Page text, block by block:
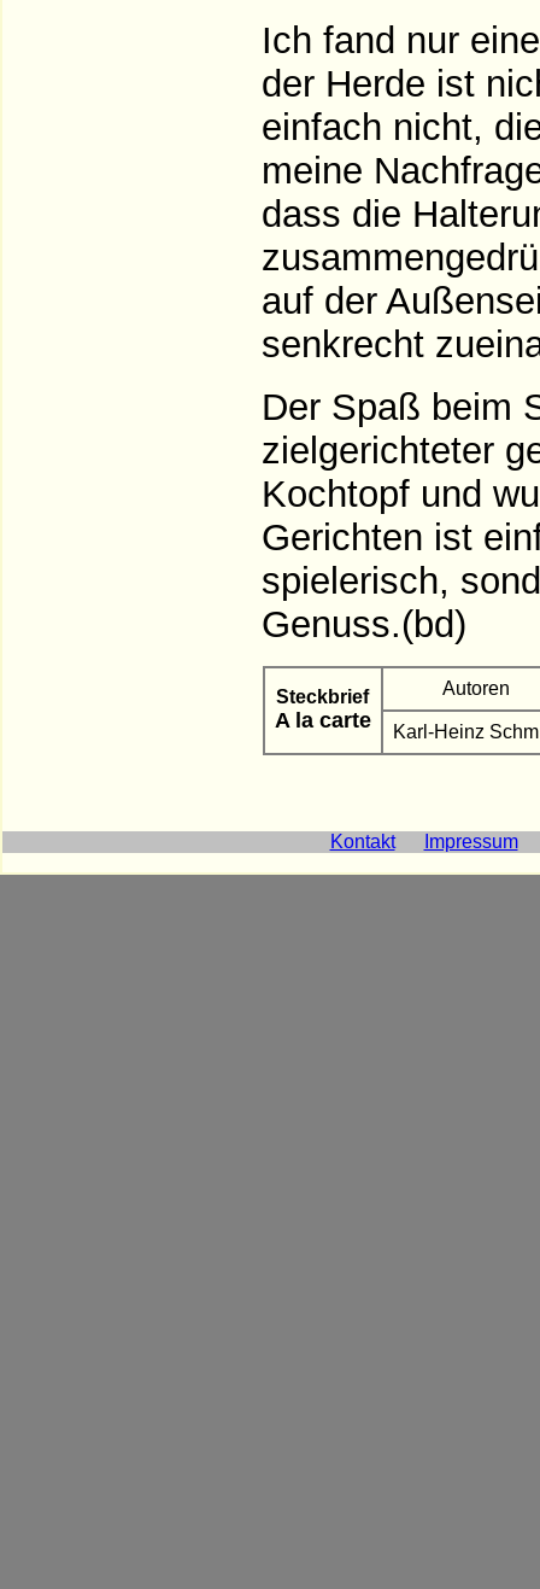
Ich fand nur
der Herde ist
einfach nicht,
meine
dass die
auf der
senkrecht
Der Spaß beim
zielgerichteter
Kochtopf und
Gerichten ist
spielerisch,
Genuss.(bd)
Steckbrief
A la carte
Autoren
Karl-Heinz
Kontakt Impressum